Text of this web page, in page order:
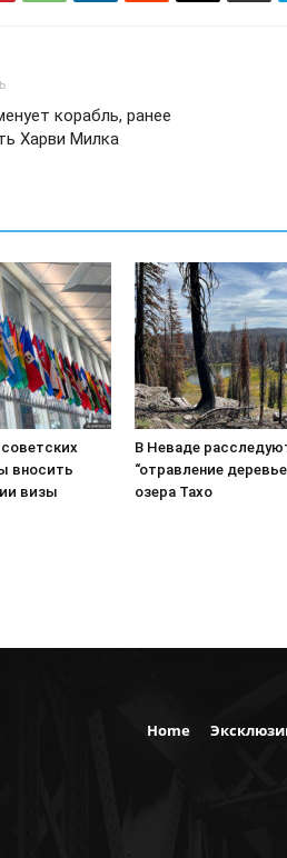
корабль, ранее
Харви Милка
вносить
визы
В Неваде
“отравление
озера Тахо
Home